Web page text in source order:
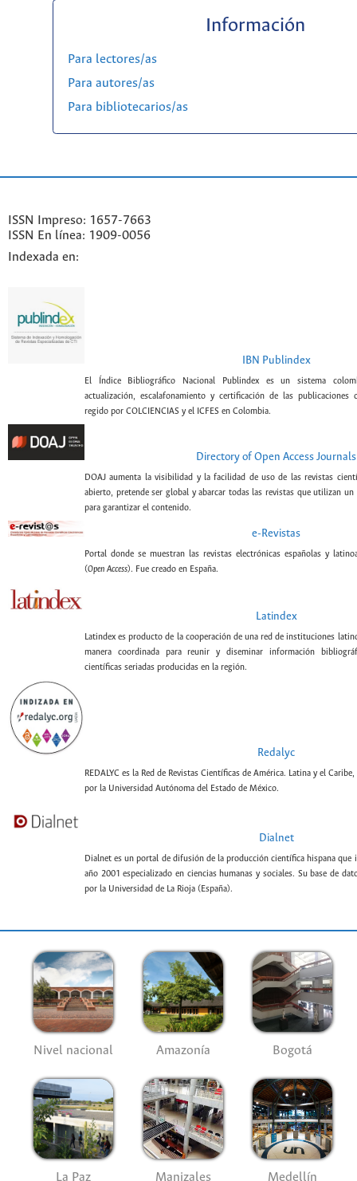
Información
Para lectores/as
Para autores/as
Para bibliotecarios/as
ISSN Impreso: 1657-7663
ISSN En línea: 1909-0056
Indexada en:
IBN Publindex
El Índice Bibliográfico Nacional Publindex es un sistema
actualización, escalafonamiento y certificación de las publicaciones
regido por COLCIENCIAS y el ICFES en Colombia.
Directory of Open Access Journals
DOAJ aumenta la visibilidad y la facilidad de uso de las revistas
abierto, pretende ser global y abarcar todas las revistas que utilizan
para garantizar el contenido.
e-Revistas
Portal donde se muestran las revistas electrónicas españolas y
(Open Access). Fue creado en España.
Latindex
Latindex es producto de la cooperación de una red de instituciones
manera coordinada para reunir y diseminar información
científicas seriadas producidas en la región.
Redalyc
REDALYC es la Red de Revistas Científicas de América. Latina y el
por la Universidad Autónoma del Estado de México.
Dialnet
Dialnet es un portal de difusión de la producción científica hispana
año 2001 especializado en ciencias humanas y sociales. Su base de
por la Universidad de La Rioja (España).
Nivel nacional Amazonía Bogotá
La Paz Manizales Medellín